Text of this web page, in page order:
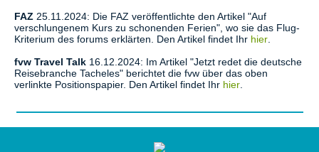
FAZ 25.11.2024: Die FAZ veröffentlichte den Artikel "Auf
verschlungenem Kurs zu schonenden Ferien", wo sie das Flug-
Kriterium des forums erklärten. Den Artikel findet Ihr hier
fvw Travel Talk 16.12.2024: Im Artikel "Jetzt redet die deutsche
Reisebranche Tacheles" berichtet die fvw über das oben
verlinkte Positionspapier. Den Artikel findet Ihr hier